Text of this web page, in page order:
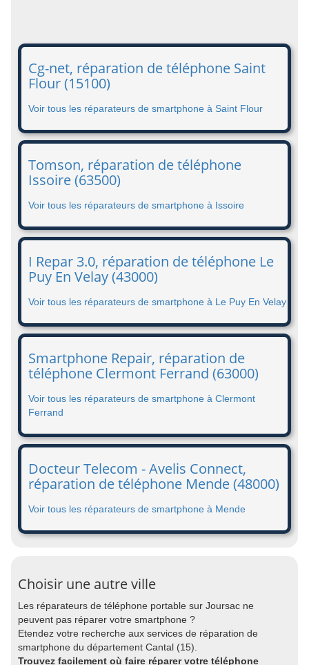
Cg-net, réparation de téléphone Saint
Flour (15100)
Voir tous les réparateurs de smartphone à Saint Flour
Tomson, réparation de téléphone
Issoire (63500)
Voir tous les réparateurs de smartphone à Issoire
I Repar 3.0, réparation de téléphone Le
Puy En Velay (43000)
Voir tous les réparateurs de smartphone à Le Puy En Velay
Smartphone Repair, réparation de
téléphone Clermont Ferrand (63000)
Voir tous les réparateurs de smartphone à Clermont
Ferrand
Docteur Telecom - Avelis Connect,
réparation de téléphone Mende (48000)
Voir tous les réparateurs de smartphone à Mende
Choisir une autre ville
Les réparateurs de téléphone portable sur Joursac ne
peuvent pas réparer votre smartphone ?
Etendez votre recherche aux services de réparation de
smartphone du département Cantal (15).
Trouvez facilement où faire réparer votre téléphone